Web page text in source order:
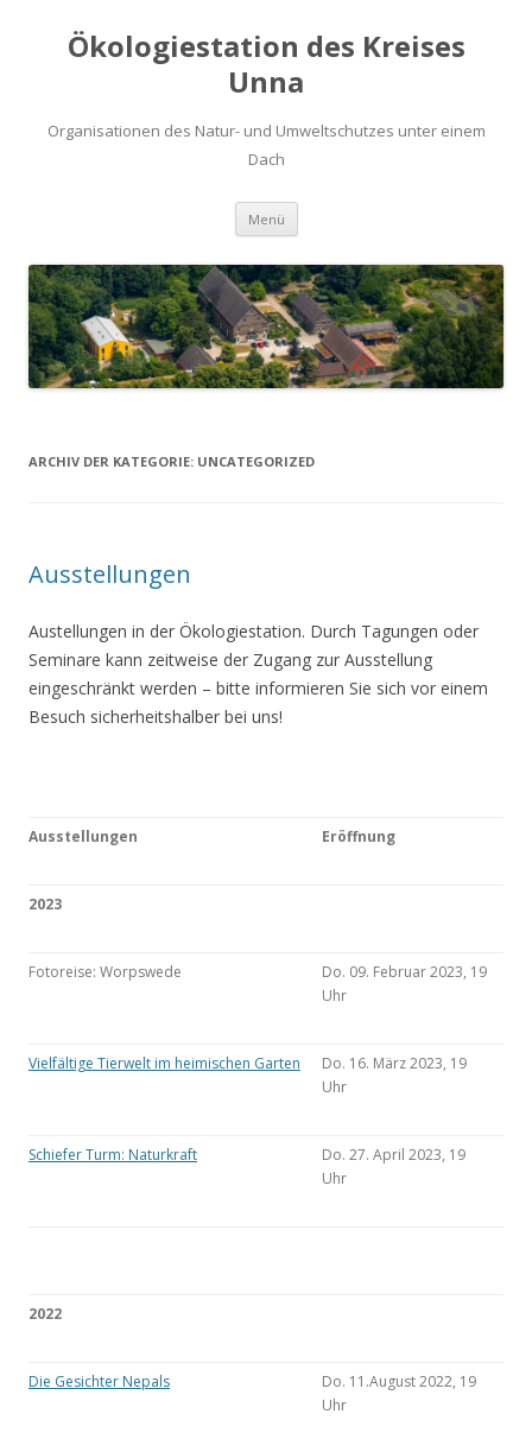
Ökologiestation des Kreises
Unna
Organisationen des Natur- und Umweltschutzes unter einem
Dach
Menü Zum
springen
ARCHIV DER KATEGORIE: UNCATEGORIZED
Ausstellungen
Austellungen in der Ökologiestation. Durch Tagungen oder
Seminare kann zeitweise der Zugang zur Ausstellung
eingeschränkt werden – bitte informieren Sie sich vor einem
Besuch sicherheitshalber bei uns!
Ausstellungen Eröffnung
2023
Fotoreise: Worpswede
Do. 09. Februar 2023, 19
Uhr
Vielfältige Tierwelt im heimischen Garten
Do. 16. März 2023, 19
Uhr
Schiefer Turm: Naturkraft
Do. 27. April 2023, 19
Uhr
2022
Die Gesichter Nepals
Do. 11.August 2022, 19
Uhr